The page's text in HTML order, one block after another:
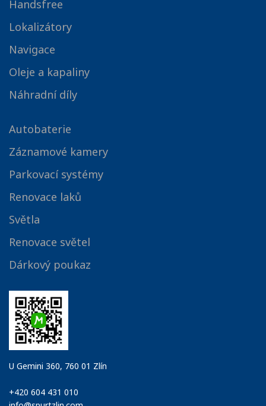
Handsfree
Lokalizátory
Navigace
Oleje a kapaliny
Náhradní díly
Autobaterie
Záznamové kamery
Parkovací systémy
Renovace laků
Světla
Renovace světel
Dárkový poukaz
U Gemini 360, 760 01 Zlín
+420 604 431 010